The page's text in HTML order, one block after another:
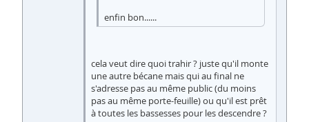
enfin bon......
cela veut dire quoi trahir ? juste qu'il monte
une autre bécane mais qui au final ne
s'adresse pas au même public (du moins
pas au même porte-feuille) ou qu'il est prêt
à toutes les bassesses pour les descendre ?